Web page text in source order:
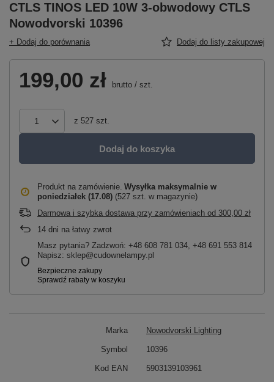
CTLS TINOS LED 10W 3-obwodowy CTLS
Nowodvorski 10396
+ Dodaj do porównania Dodaj do listy zakupowej
199,00 zł brutto / szt.
z 527 szt.
Dodaj do koszyka
Produkt na zamówienie Wysyłka maksymalnie w
poniedziałek (17.08) (527 szt. w magazynie)
Darmowa i szybka dostawa przy zamówieniach od 300,00 zł
14 dni na łatwy zwrot
Masz pytania? Zadzwoń: +48 608 781 034, +48 691 553 814
Napisz: sklep@cudownelampy.pl
Marka Nowodvorski Lighting
Symbol 10396
Kod EAN 5903139103961